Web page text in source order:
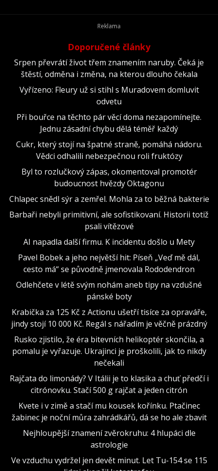
Doporučené články
Srpen převrátí život třem znamením naruby. Čeká je
štěstí, odměna i změna, na kterou dlouho čekala
Vyřízeno: Fleury už si stihl s Muradovem domluvit
odvetu
Při bouřce na těchto pár věcí doma nezapomínejte.
Jednu zásadní chybu dělá téměř každý
Cukr, který stojí na špatné straně, pomáhá nádoru.
Vědci odhalili nebezpečnou roli fruktózy
Byl to rozlučkový zápas, okomentoval promotér
budoucnost hvězdy Oktagonu
Chlapec snědl sýr a zemřel. Mohla za to běžná bakterie
Barbaři nebyli primitivní, ale sofistikovaní. Historii totiž
psali vítězové
AI napadla další firmu. K incidentu došlo u Mety
Pavel Bobek a jeho největší hit: Píseň „Veď mě dál,
cesto má“ se původně jmenovala Rododendron
Odlehčete v létě svým nohám aneb tipy na vzdušné
pánské boty
Krabička za 125 Kč z Actionu ušetří tisíce za opraváře,
jindy stojí 10 000 Kč. Regál s nářadím je věčně prázdný
Rusko zjistilo, že éra bitevních helikoptér skončila, a
pomalu je vyřazuje. Ukrajinci je proškolili, jak to nikdy
nečekali
Rajčata do limonády? V Itálii je to klasika a chuť předčí i
citrónovku. Stačí 500 g rajčat a jeden citrón
Kvete i v zimě a stačí mu kousek kořínku. Ptačinec
žabinec je noční můra zahrádkářů, dá se ho ale zbavit
Nejhloupější znamení zvěrokruhu: 4 hlupáci dle
astrologie
Ve vzduchu vydržel jen devět minut. Let Tu-154 se 115